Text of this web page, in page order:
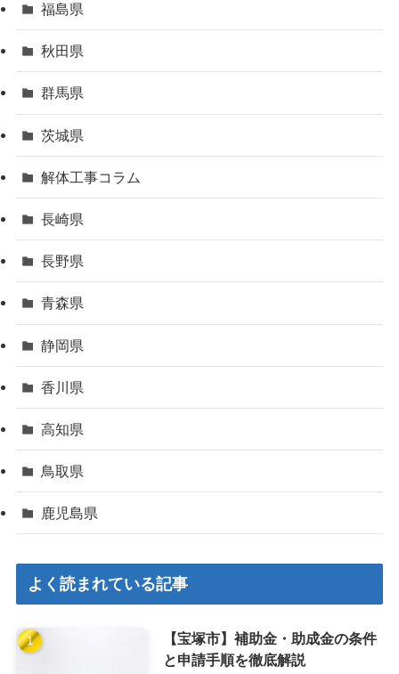
福島県
秋田県
群馬県
茨城県
解体工事コラム
長崎県
長野県
青森県
静岡県
香川県
高知県
鳥取県
鹿児島県
よく読まれている記事
【宝塚市】補助金・助成金の条件
と申請手順を徹底解説